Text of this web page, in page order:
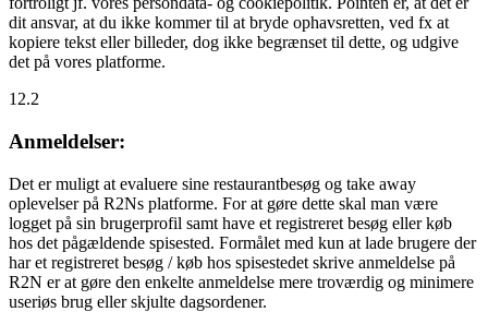
dit ansvar, at du ikke kommer til at bryde ophavsretten, ved fx at
kopiere tekst eller billeder, dog ikke begrænset til dette, og udgive
det på vores platforme.
12.2
Anmeldelser:
Det er muligt at evaluere sine restaurantbesøg og take away
oplevelser på R2Ns platforme. For at gøre dette skal man være
logget på sin brugerprofil samt have et registreret besøg eller køb
hos det pågældende spisested. Formålet med kun at lade brugere der
har et registreret besøg / køb hos spisestedet skrive anmeldelse på
R2N er at gøre den enkelte anmeldelse mere troværdig og minimere
useriøs brug eller skjulte dagsordener.